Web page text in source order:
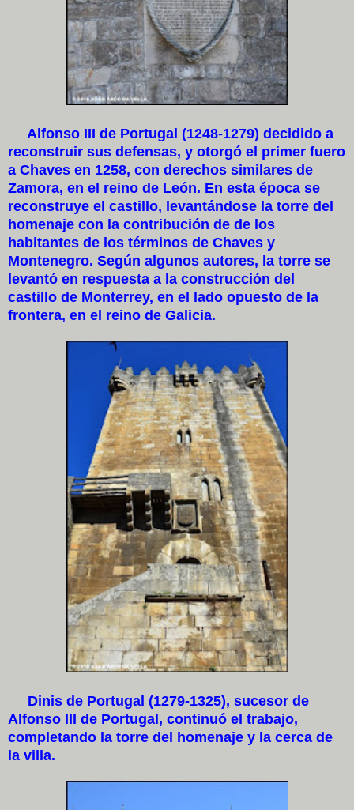
Alfonso III de Portugal (1248-1279) decidido a
reconstruir sus defensas, y otorgó el primer fuero
a Chaves en 1258, con derechos similares de
Zamora, en el reino de León. En esta época se
reconstruye el castillo, levantándose la torre del
homenaje con la contribución de de los
habitantes de los términos de Chaves y
Montenegro. Según algunos autores, la torre se
levantó en respuesta a la construcción del
castillo de Monterrey, en el lado opuesto de la
frontera, en el reino de Galicia.
Dinis de Portugal (1279-1325), sucesor de
Alfonso III de Portugal, continuó el trabajo,
completando la torre del homenaje y la cerca de
la villa.